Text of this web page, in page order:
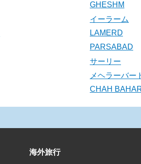
GHESHM
イーラーム
LAMERD
PARSABAD
サーリー
メヘラーバー
CHAH
海外旅行